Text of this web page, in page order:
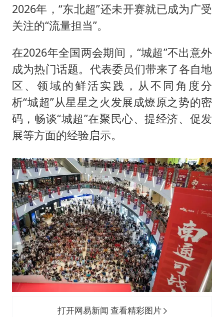
2026年，“东北超”还未开赛就已成为广受
关注的“流量担当”。
在2026年全国两会期间，“城超”不出意外
成为热门话题。代表委员们带来了各自地
区、领域的鲜活实践，从不同角度分
析“城超”从星星之火发展成燎原之势的密
码，畅谈“城超”在聚民心、提经济、促发
展等方面的经验启示。
打开网易新闻 查看精彩图片